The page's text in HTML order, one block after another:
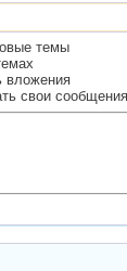
темы
вложения
свои сообщения